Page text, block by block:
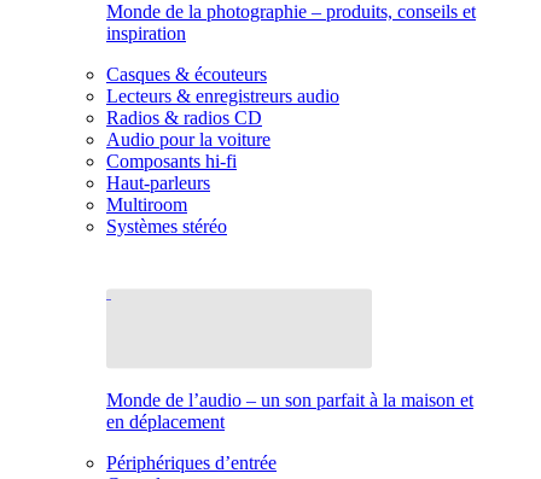
Monde de la photographie – produits, conseils et
inspiration
Casques & écouteurs
Lecteurs & enregistreurs audio
Radios & radios CD
Audio pour la voiture
Composants hi-fi
Haut-parleurs
Multiroom
Systèmes stéréo
Monde de l’audio – un son parfait à la maison et
en déplacement
Périphériques d’entrée